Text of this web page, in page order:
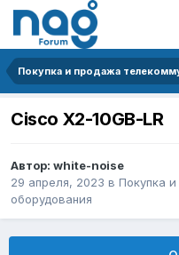
Cisco X2-10GB-LR
Автор: white-noise
29 апреля, 2023 в Покупка
оборудования